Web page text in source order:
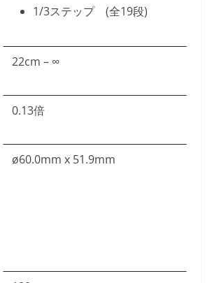
1/3ステップ (全19段)
22cm – ∞
0.13倍
ø60.0mm x 51.9mm